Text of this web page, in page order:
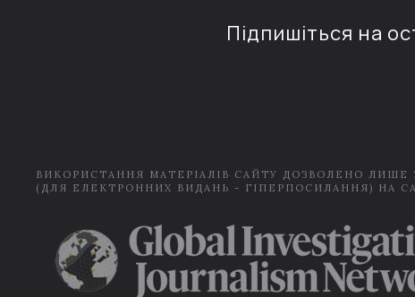
Підпишіться на
ВИКОРИСТАННЯ МАТЕРІАЛІВ САЙТУ ДОЗВОЛЕНО
(ДЛЯ ЕЛЕКТРОННИХ ВИДАНЬ - ГІПЕРПОСИЛАННЯ) НА